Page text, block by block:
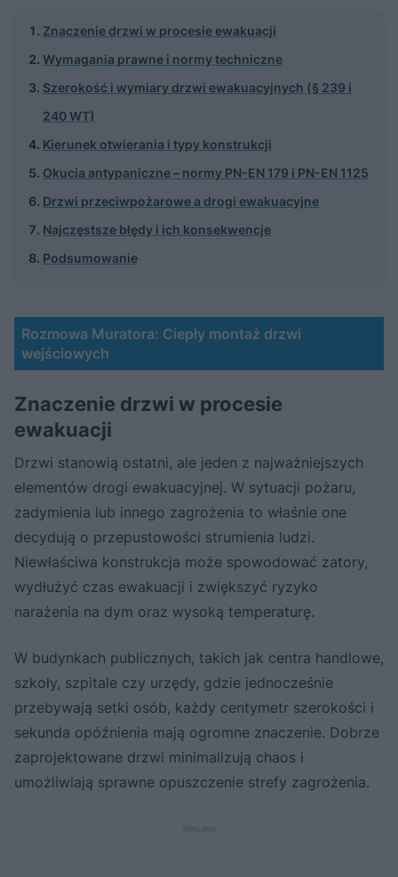
Znaczenie drzwi w procesie ewakuacji
Wymagania prawne i normy techniczne
Szerokość i wymiary drzwi ewakuacyjnych (§ 239 i
240 WT)
Kierunek otwierania i typy konstrukcji
Okucia antypaniczne – normy PN-EN 179 i PN-EN 1125
Drzwi przeciwpożarowe a drogi ewakuacyjne
Najczęstsze błędy i ich konsekwencje
Podsumowanie
Rozmowa Muratora: Ciepły montaż drzwi
wejściowych
Znaczenie drzwi w procesie
ewakuacji
Drzwi stanowią ostatni, ale jeden z najważniejszych
elementów drogi ewakuacyjnej. W sytuacji pożaru,
zadymienia lub innego zagrożenia to właśnie one
decydują o przepustowości strumienia ludzi.
Niewłaściwa konstrukcja może spowodować zatory,
wydłużyć czas ewakuacji i zwiększyć ryzyko
narażenia na dym oraz wysoką temperaturę.
W budynkach publicznych, takich jak centra handlowe,
szkoły, szpitale czy urzędy, gdzie jednocześnie
przebywają setki osób, każdy centymetr szerokości i
sekunda opóźnienia mają ogromne znaczenie. Dobrze
zaprojektowane drzwi minimalizują chaos i
umożliwiają sprawne opuszczenie strefy zagrożenia.